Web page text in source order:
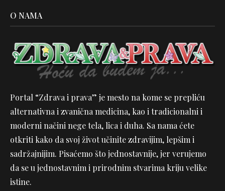
O NAMA
Portal “Zdrava i prava” je mesto na kome se prepliću
alternativna i zvanična medicina, kao i tradicionalni i
moderni načini nege tela, lica i duha. Sa nama ćete
otkriti kako da svoj život učinite zdravijim, lepšim i
sadržajnijim. Pisaćemo što jednostavnije, jer verujemo
da se u jednostavnim i prirodnim stvarima kriju velike
istine.